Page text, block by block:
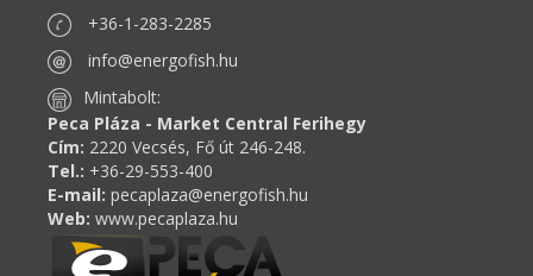
+36-1-283-2285
info@energofish.hu
Mintabolt:
Peca Pláza - Market Central Ferihegy
Cím: 2220 Vecsés, Fő út 246-248.
Tel.: +36-29-553-400
E-mail: pecaplaza@energofish.hu
Web: www.pecaplaza.hu